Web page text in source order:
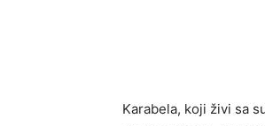
Karabela, koji živi sa